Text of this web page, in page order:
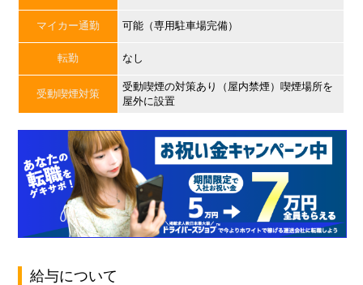
マイカー通勤 可能（専用駐車場完備）
転勤 なし
受動喫煙対策
受動喫煙の対策あり（屋内禁煙）喫煙場所を
屋外に設置
給与について